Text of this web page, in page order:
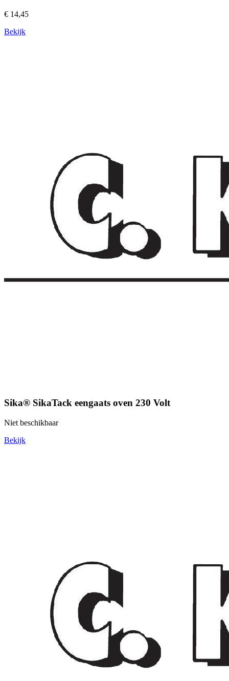
€ 14,45
Bekijk
Sika® SikaTack eengaats oven 230 Volt
Niet beschikbaar
Bekijk